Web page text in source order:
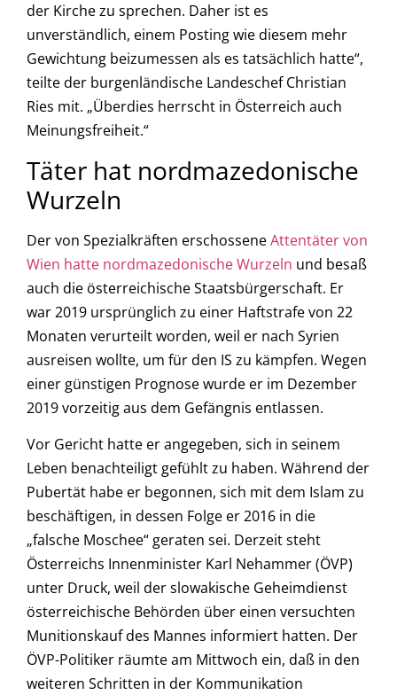
der Kirche zu sprechen. Daher ist es
unverständlich, einem Posting wie diesem mehr
Gewichtung beizumessen als es tatsächlich hatte“,
teilte der burgenländische Landeschef Christian
Ries mit. „Überdies herrscht in Österreich auch
Meinungsfreiheit.“
Täter hat nordmazedonische
Wurzeln
Der von Spezialkräften erschosseneAttentäter von
Wien hatte nordmazedonische Wurzeln und besaß
auch die österreichische Staatsbürgerschaft. Er
war 2019 ursprünglich zu einer Haftstrafe von 22
Monaten verurteilt worden, weil er nach Syrien
ausreisen wollte, um für den IS zu kämpfen. Wegen
einer günstigen Prognose wurde er im Dezember
2019 vorzeitig aus dem Gefängnis entlassen.
Vor Gericht hatte er angegeben, sich in seinem
Leben benachteiligt gefühlt zu haben. Während der
Pubertät habe er begonnen, sich mit dem Islam zu
beschäftigen, in dessen Folge er 2016 in die
„falsche Moschee“ geraten sei. Derzeit steht
Österreichs Innenminister Karl Nehammer (ÖVP)
unter Druck, weil der slowakische Geheimdienst
österreichische Behörden über einen versuchten
Munitionskauf des Mannes informiert hatten. Der
ÖVP-Politiker räumte am Mittwoch ein, daß in den
weiteren Schritten in der Kommunikation